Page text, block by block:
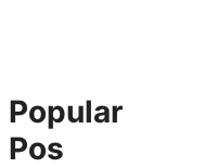
Popular
Pos